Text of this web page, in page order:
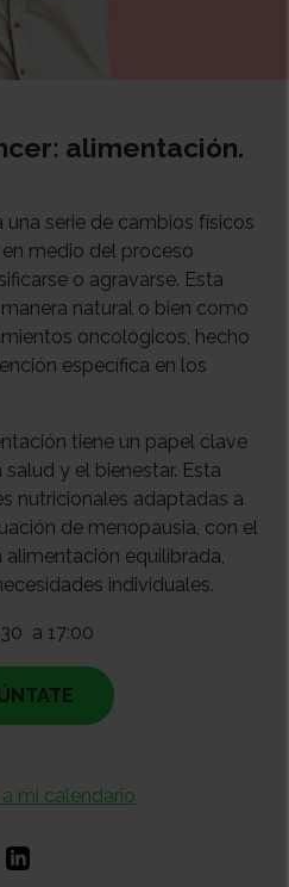
alimentación.
serie de cambios físicos
medio del proceso
o agravarse. Esta
natural o bien como
oncológicos, hecho
específica en los
tiene un papel clave
y el bienestar. Esta
nutricionales adaptadas a
de menopausia, con el
equilibrada,
individuales.
a 17:00
a mi calendario